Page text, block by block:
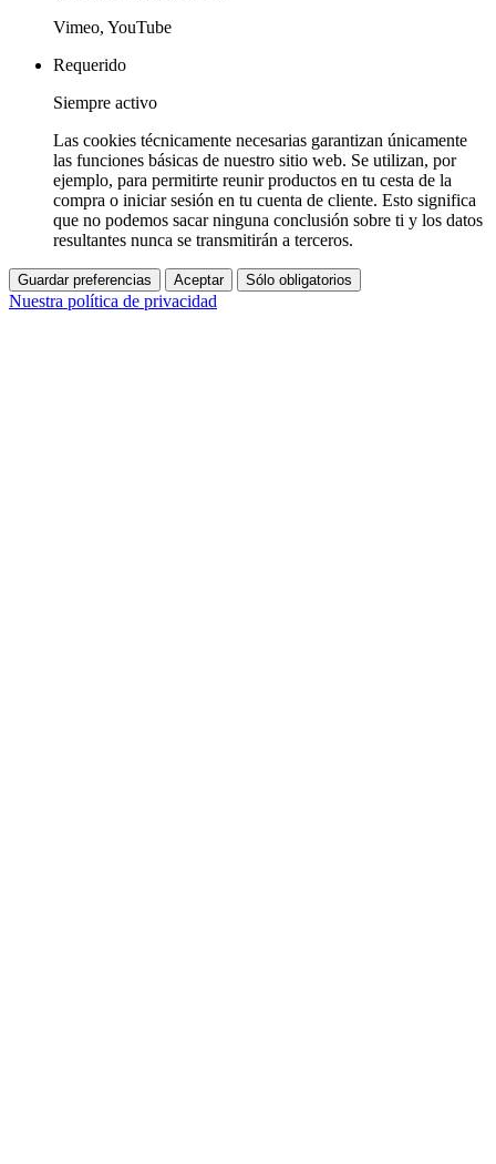
Vimeo, YouTube
Requerido
Siempre activo
Las cookies técnicamente necesarias garantizan únicamente
las funciones básicas de nuestro sitio web. Se utilizan, por
ejemplo, para permitirte reunir productos en tu cesta de la
compra o iniciar sesión en tu cuenta de cliente. Esto significa
que no podemos sacar ninguna conclusión sobre ti y los datos
resultantes nunca se transmitirán a terceros.
Guardar preferencias Aceptar Sólo obligatorios
Nuestra política de privacidad